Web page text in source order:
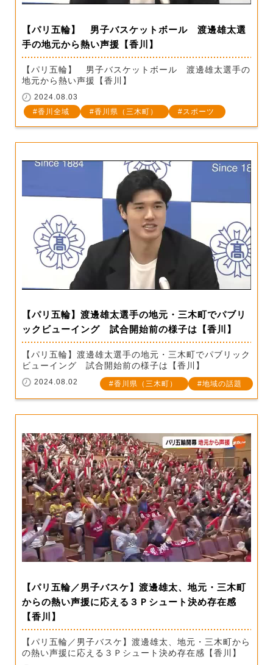
【パリ五輪】 男子バスケットボール 渡邊雄太選
手の地元から熱い声援【香川】
【パリ五輪】 男子バスケットボール 渡邊雄太選手の
地元から熱い声援【香川】
2024.08.03
香川全域
香川県（三木町） スポーツ
【パリ五輪】渡邊雄太選手の地元・三木町でパブリ
ックビューイング 試合開始前の様子は【香川】
【パリ五輪】渡邊雄太選手の地元・三木町でパブリック
ビューイング 試合開始前の様子は【香川】
2024.08.02 香川県（三木町） 地域の話題
【パリ五輪／男子バスケ】渡邊雄太、地元・三木町
からの熱い声援に応える３Ｐシュート決め存在感
【香川】
【パリ五輪／男子バスケ】渡邊雄太、地元・三木町から
の熱い声援に応える３Ｐシュート決め存在感【香川】